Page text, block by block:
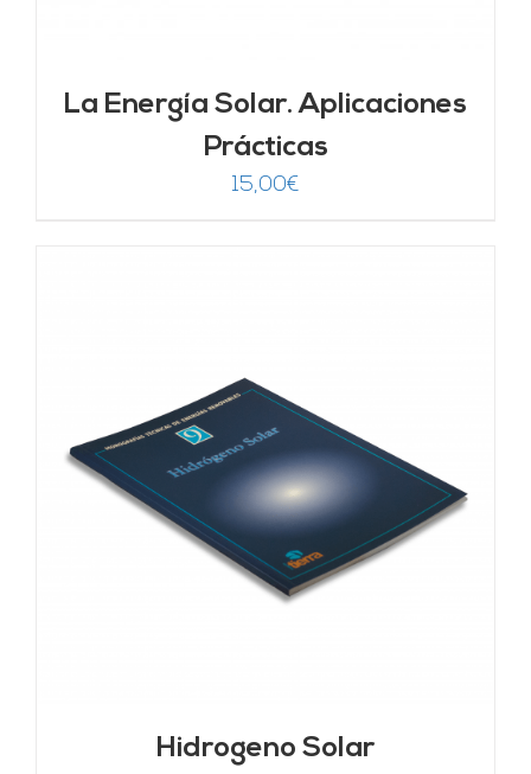
La Energía Solar. Aplicaciones
Prácticas
15,00€
Hidrogeno Solar